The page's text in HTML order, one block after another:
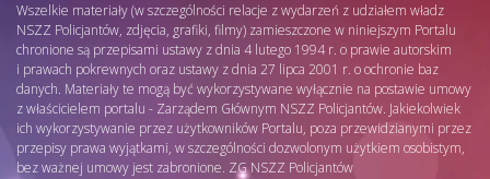
Wszelkie materiały (w szczególności relacje z wydarzeń z udziałem władz
NSZZ Policjantów, zdjęcia, grafiki, filmy) zamieszczone w niniejszym Portalu
chronione są przepisami ustawy z dnia 4 lutego 1994 r. o prawie autorskim
i prawach pokrewnych oraz ustawy z dnia 27 lipca 2001 r. o ochronie baz
danych. Materiały te mogą być wykorzystywane wyłącznie na postawie umowy
z właścicielem portalu - Zarządem Głównym NSZZ Policjantów. Jakiekolwiek
ich wykorzystywanie przez użytkowników Portalu, poza przewidzianymi przez
przepisy prawa wyjątkami, w szczególności dozwolonym użytkiem osobistym,
bez ważnej umowy jest zabronione. ZG NSZZ Policjantów